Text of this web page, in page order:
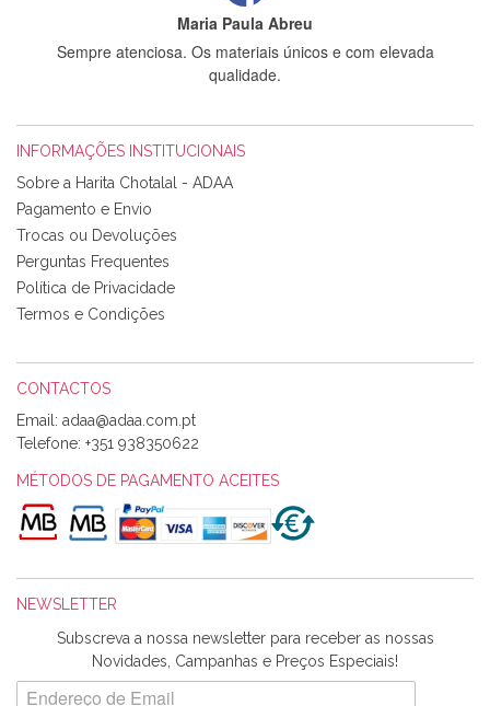
Maria Paula Abreu
Sempre atenciosa. Os materiais únicos e com elevada
qualidade.
Tudo chegou em condições, pois os produtos vieram muito
bem acondicionados. Estou plenamente satisfeita com os
produtos adquiridos. Relativamente à bolsa, tem um tecido
com um padrão e cores muito bonitas e a execução está
perfeitíssima. Futuramente penso voltar a comprar na vossa
loja, têm excelentes artigos a um preço muito justo. A
Alexandra Morais
Olá boa Noite. Os meus tecidos chegaram hoje. Muito
obrigada pelo miminho que dá um jeitaço pras minhas linhas
de bordar e não sei o que pões nos tecidos, mas que cheiram
maravilhosamente ... cheiram! :) Muito Obrigada.
Harita a minha encomenda já chegou. :) Muito obrigada pela
rapidez no envio, pela qualidade dos materiais que me
enviaste e pela simpatia de sempre. :)
INFORMAÇÕES INSTITUCIONAIS
Sobre a Harita Chotalal - ADAA
Pagamento e Envio
Trocas ou Devoluções
Perguntas Frequentes
Política de Privacidade
Termos e Condições
CONTACTOS
Email:
Telefone: +351 938350622
MÉTODOS DE PAGAMENTO ACEITES
NEWSLETTER
Subscreva a nossa newsletter para receber as nossas
Novidades, Campanhas e Preços Especiais!